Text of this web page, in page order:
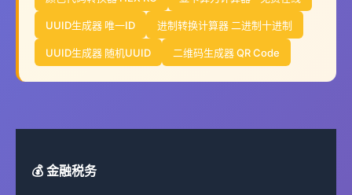
UUID生成器 唯一ID 进制转换计算器 二进制十进制
UUID生成器 随机UUID 二维码生成器 QR Code
💰 金融税务